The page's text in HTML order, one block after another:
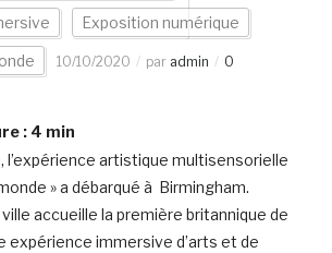
Exposition numérique
10/10/2020 par admin
0
: 4 min
l’expérience artistique multisensorielle
» a débarqué à Birmingham.
ville accueille la première britannique de
expérience immersive d’arts et de